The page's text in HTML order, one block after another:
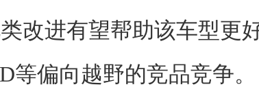
改进有望帮助该车型更
等偏向越野的竞品竞争。